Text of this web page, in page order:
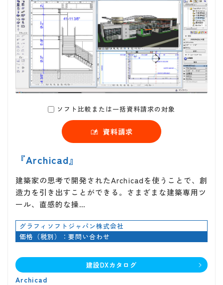
ソフト比較または一括資料請求の対象
資料請求
『Archicad』
建築家の思考で開発されたArchicadを使うことで、創
造力を引き出すことができる。さまざまな建築専用ツ
ール、直感的な操…
グラフィソフトジャパン株式会社
価格（税別）：要問い合わせ
建設DXカタログ
Archicad